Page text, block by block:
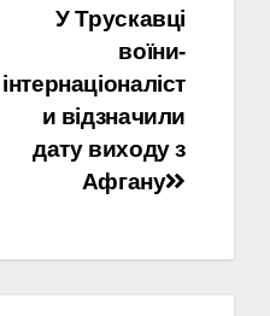
У Трускавці
воїни-
інтернаціоналіст
и відзначили
дату виходу з
Афгану